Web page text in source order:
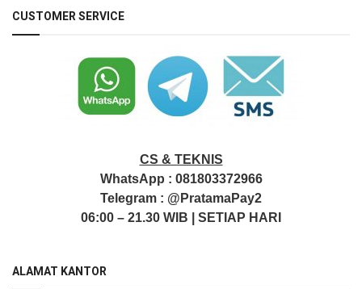
CUSTOMER SERVICE
CS & TEKNIS
WhatsApp : 081803372966
Telegram : @PratamaPay2
06:00 – 21.30 WIB | SETIAP HARI
ALAMAT KANTOR